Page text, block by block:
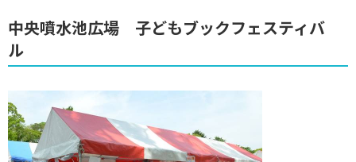
中央噴水池広場 子どもブックフェスティバ
ル